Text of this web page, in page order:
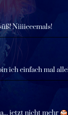
Niiiieeemals!
ich einfach mal
jetzt nicht mehr